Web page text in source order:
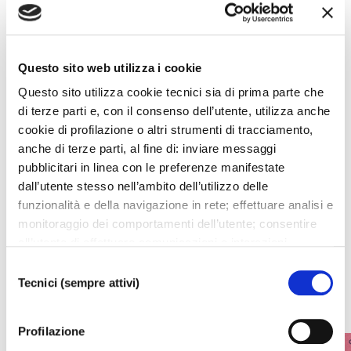
Questo sito web utilizza i cookie
Questo sito utilizza cookie tecnici sia di prima parte che
di terze parti e, con il consenso dell’utente, utilizza anche
cookie di profilazione o altri strumenti di tracciamento,
anche di terze parti, al fine di: inviare messaggi
pubblicitari in linea con le preferenze manifestate
dall’utente stesso nell’ambito dell’utilizzo delle
funzionalità e della navigazione in rete; effettuare analisi e
monitoraggio dei comportamenti dell’utente; consentire
TUTTI”, l’utente acconsente all’uso di tutti i cookie non
tecnici, inclusi quindi quelli di profilazione, analitici e
social. Il consenso è facoltativo e può essere revocato in
qualsiasi momento. Se l’utente desidera modificare le
delTecnici (sempre attivi)
Profilazione
I prossimi eventi
Gli appuntamenti della settimana
IL CALENDARIO COMPLETO